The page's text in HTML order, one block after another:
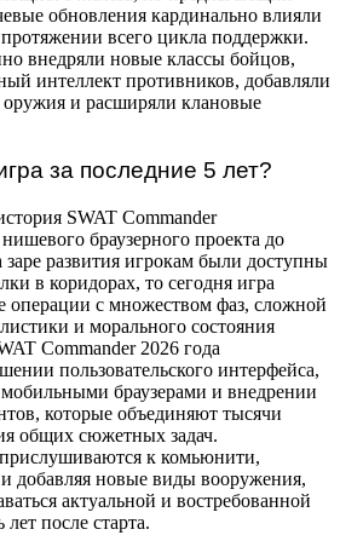
обновления кардинально влияли
всего цикла поддержки.
внедряли новые классы бойцов,
интеллект противников, добавляли
и расширяли клановые
за последние 5 лет?
SWAT Commander
браузерного проекта до
развития игрокам были доступны
в коридорах, то сегодня игра
операции с множеством фаз, сложной
и морального состояния
Commander 2026 года
пользовательского интерфейса,
браузерами и внедрении
которые объединяют тысячи
общих сюжетных задач.
к комьюнити,
добавляя новые виды вооружения,
актуальной и востребованной
лет после старта.